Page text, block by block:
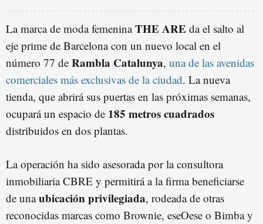
La marca de moda femeninaTHE ARE da el salto al
eje prime de Barcelona con un nuevo local en el
número 77 de Rambla Catalunya, una de las avenidas
comerciales más exclusivas de la ciudad. La nueva
tienda, que abrirá sus puertas en las próximas semanas,
ocupará un espacio de 185 metros cuadrados
distribuidos en dos plantas.
La operación ha sido asesorada por la consultora
inmobiliaria CBRE y permitirá a la firma beneficiarse
de unaubicación privilegiada, rodeada de otras
reconocidas marcas como Brownie, eseOese o Bimba y